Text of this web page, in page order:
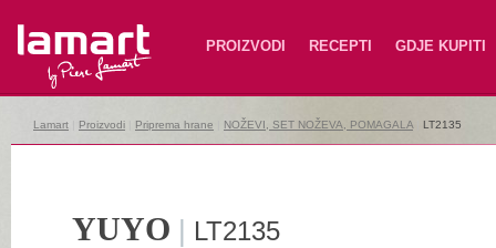
Lamart PROIZVODI RECEPTI GDJE KUPITI
Lamart Proizvodi Priprema hrane NOŽEVI, SET NOŽEVA, POMAGALA LT2135
YUYO | LT2135